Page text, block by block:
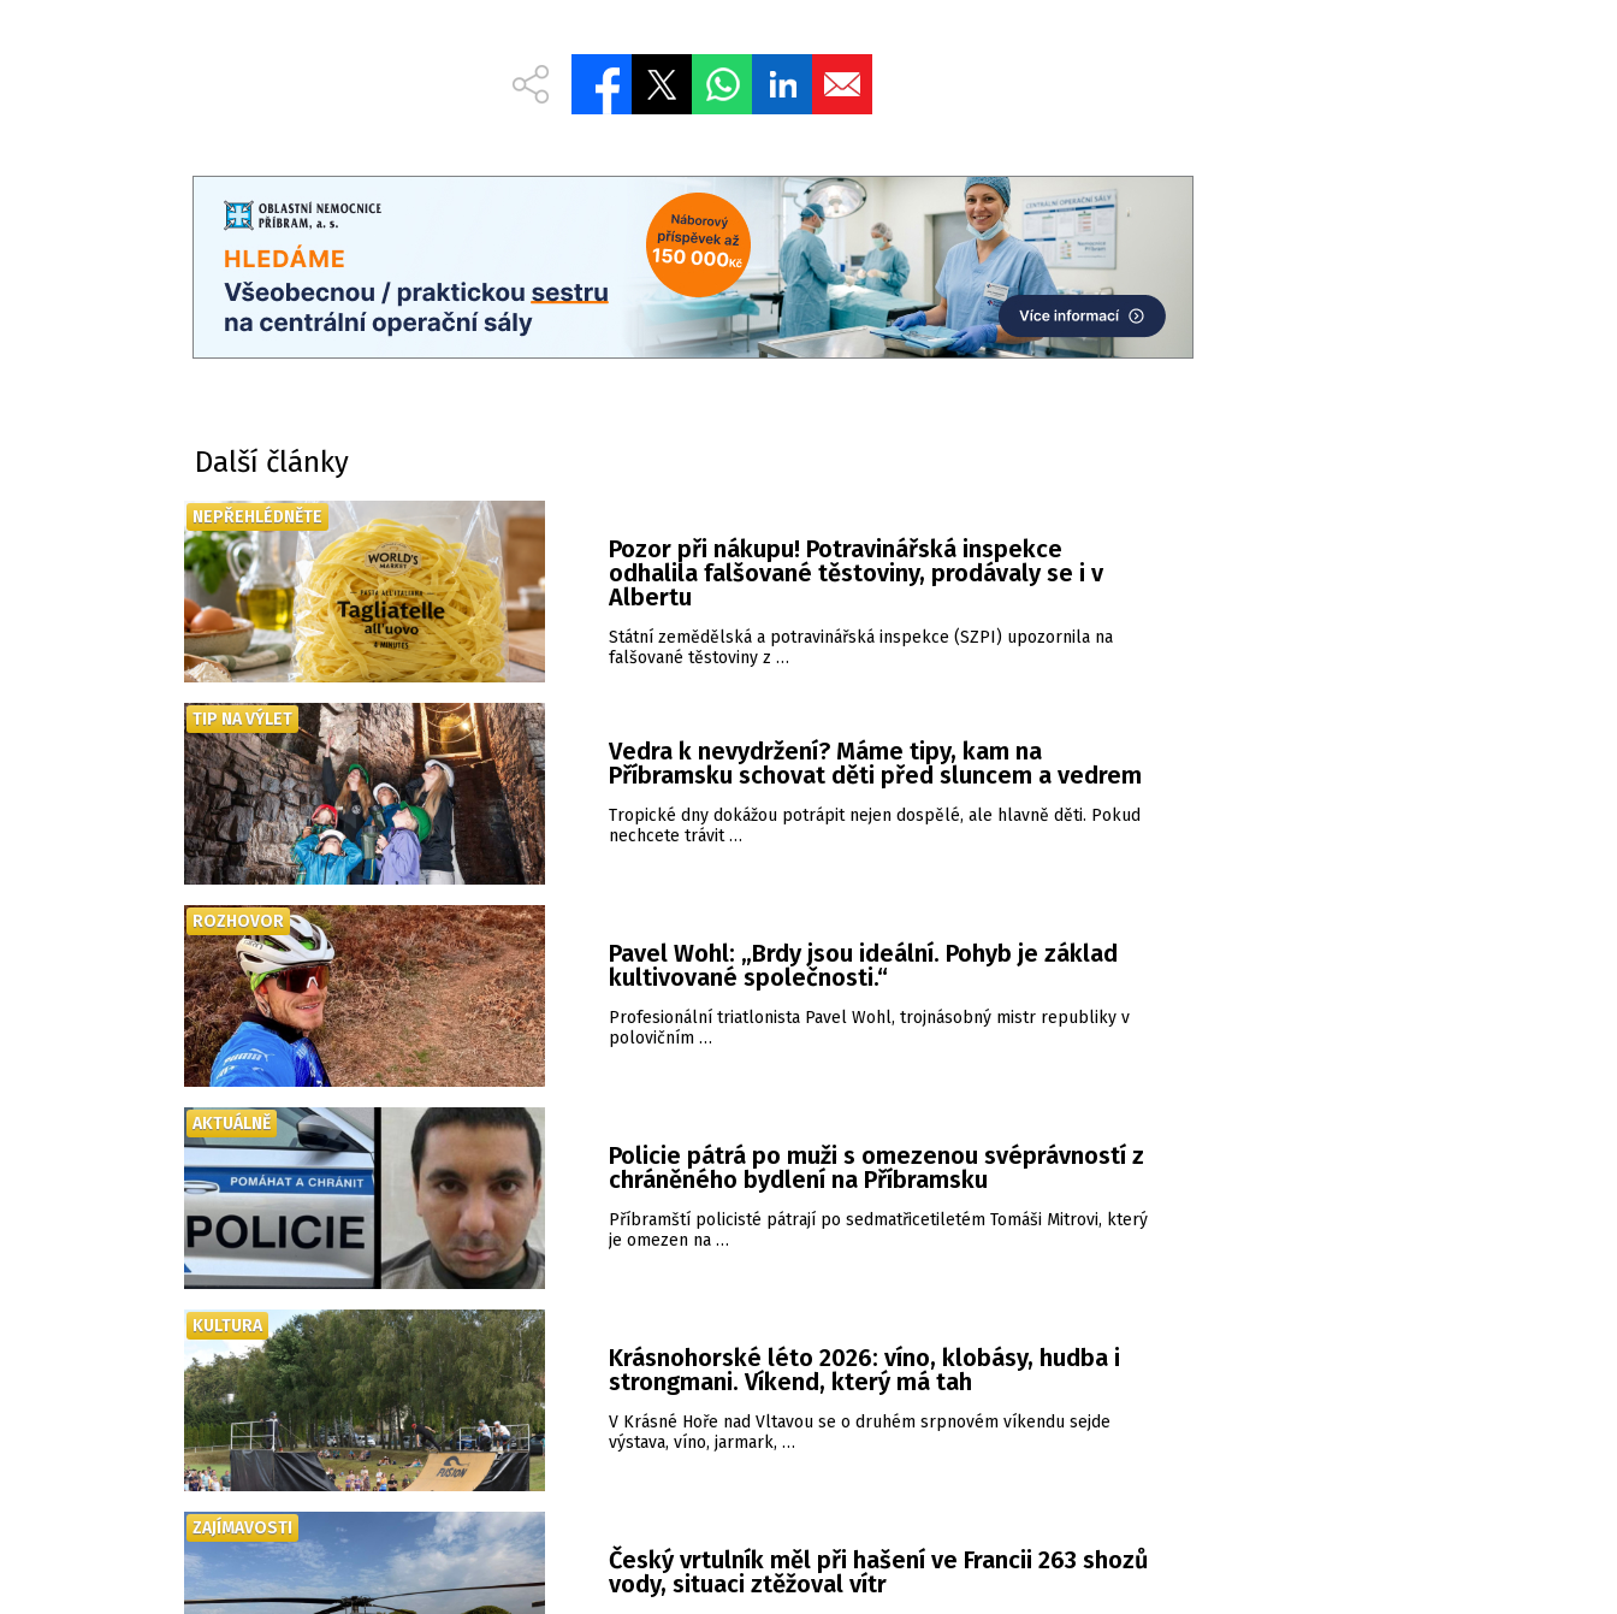
Další články
Pozor při nákupu! Potravinářská inspekce
odhalila falšované těstoviny, prodávaly se i v
Albertu
Státní zemědělská a potravinářská inspekce (SZPI) upozornila na
falšované těstoviny z …
NEPŘEHLÉDNĚTE
Vedra k nevydržení? Máme tipy, kam na
Příbramsku schovat děti před sluncem a vedrem
Tropické dny dokážou potrápit nejen dospělé, ale hlavně děti. Pokud
nechcete trávit …
TIP NA VÝLET
Pavel Wohl: „Brdy jsou ideální. Pohyb je základ
kultivované společnosti.“
Profesionální triatlonista Pavel Wohl, trojnásobný mistr republiky v
polovičním …
ROZHOVOR
Policie pátrá po muži s omezenou svéprávností z
chráněného bydlení na Příbramsku
Příbramští policisté pátrají po sedmatřicetiletém Tomáši Mitrovi, který
je omezen na …
AKTUÁLNĚ
Krásnohorské léto 2026: víno, klobásy, hudba i
strongmani. Víkend, který má tah
V Krásné Hoře nad Vltavou se o druhém srpnovém víkendu sejde
výstava, víno, jarmark, …
KULTURA
Český vrtulník měl při hašení ve Francii 263 shozů
vody, situaci ztěžoval vítr
ZAJÍMAVOSTI